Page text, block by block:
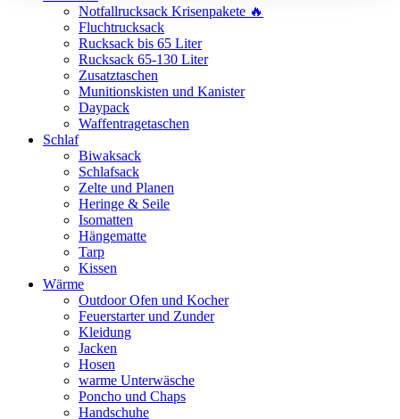
Notfallrucksack Krisenpakete 🔥
Fluchtrucksack
Rucksack bis 65 Liter
Rucksack 65-130 Liter
Zusatztaschen
Munitionskisten und Kanister
Daypack
Waffentragetaschen
Schlaf
Biwaksack
Schlafsack
Zelte und Planen
Heringe & Seile
Isomatten
Hängematte
Tarp
Kissen
Wärme
Outdoor Ofen und Kocher
Feuerstarter und Zunder
Kleidung
Jacken
Hosen
warme Unterwäsche
Poncho und Chaps
Handschuhe